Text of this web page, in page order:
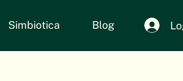
Simbiotica Blog